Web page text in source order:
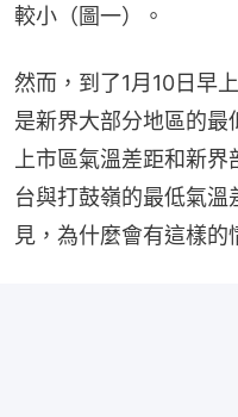
較小（圖一）。
然而，到了1月10日早
是新界大部分地區的最
上市區氣溫差距和新
台與打鼓嶺的最低氣溫
見，為什麼會有這樣的